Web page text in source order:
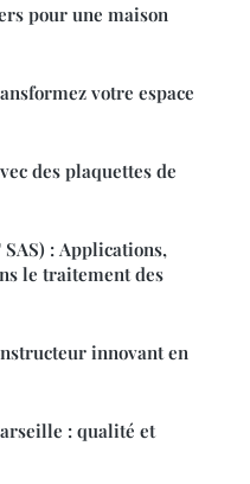
pour une maison
votre espace
des plaquettes de
: Applications,
le traitement des
innovant en
: qualité et